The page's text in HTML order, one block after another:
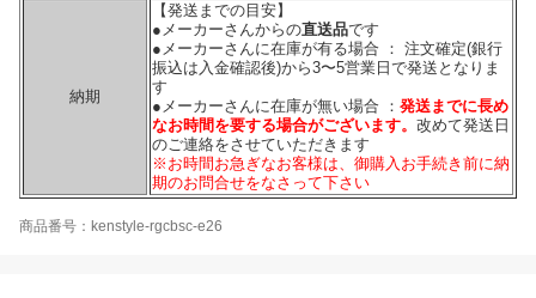
納期
【発送までの目安】
●メーカーさんからの直送品です
●メーカーさんに在庫が有る場合 ： 注文確定(銀行
振込は入金確認後)から3〜5営業日で発送となりま
す
●メーカーさんに在庫が無い場合 ： 発送までに長め
なお時間を要する場合がございます。 改めて発送日
のご連絡をさせていただきます
※お時間お急ぎなお客様は、御購入お手続き前に納
期のお問合せをなさって下さい
商品番号：kenstyle-rgcbsc-e26